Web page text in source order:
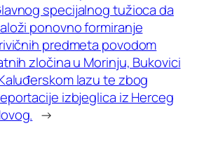
specijalnog tužioca da
ponovno formiranje
predmeta povodom
zločina u Morinju, Bukovici
lazu te zbog
izbjeglica iz Herceg
→